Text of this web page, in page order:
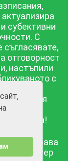
субективни
С
съгласявате,
отговорност
настъпили
с
за
Всички права
и софтуер